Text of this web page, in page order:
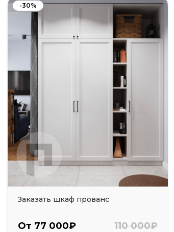
-30%
Заказать шкаф прованс
От 77 000₽ 110 000₽